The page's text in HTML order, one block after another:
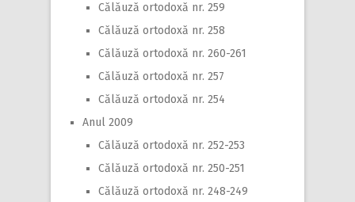
Călăuză ortodoxă nr. 259
Călăuză ortodoxă nr. 258
Călăuză ortodoxă nr. 260-261
Călăuză ortodoxă nr. 257
Călăuză ortodoxă nr. 254
Anul 2009
Călăuză ortodoxă nr. 252-253
Călăuză ortodoxă nr. 250-251
Călăuză ortodoxă nr. 248-249